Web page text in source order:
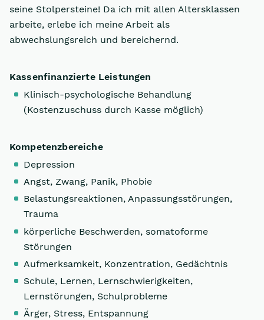
seine Stolpersteine! Da ich mit allen Altersklassen
arbeite, erlebe ich meine Arbeit als
abwechslungsreich und bereichernd.
Kassenfinanzierte Leistungen
Klinisch-psychologische Behandlung
(Kostenzuschuss durch Kasse möglich)
Kompetenzbereiche
Depression
Angst, Zwang, Panik, Phobie
Belastungsreaktionen, Anpassungsstörungen,
Trauma
körperliche Beschwerden, somatoforme
Störungen
Aufmerksamkeit, Konzentration, Gedächtnis
Schule, Lernen, Lernschwierigkeiten,
Lernstörungen, Schulprobleme
Ärger, Stress, Entspannung